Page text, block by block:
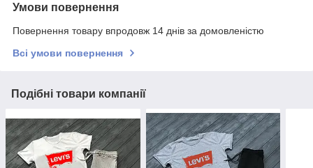
Умови повернення
Повернення товару впродовж 14 днів за домовленістю
Всі умови повернення
Подібні товари компанії